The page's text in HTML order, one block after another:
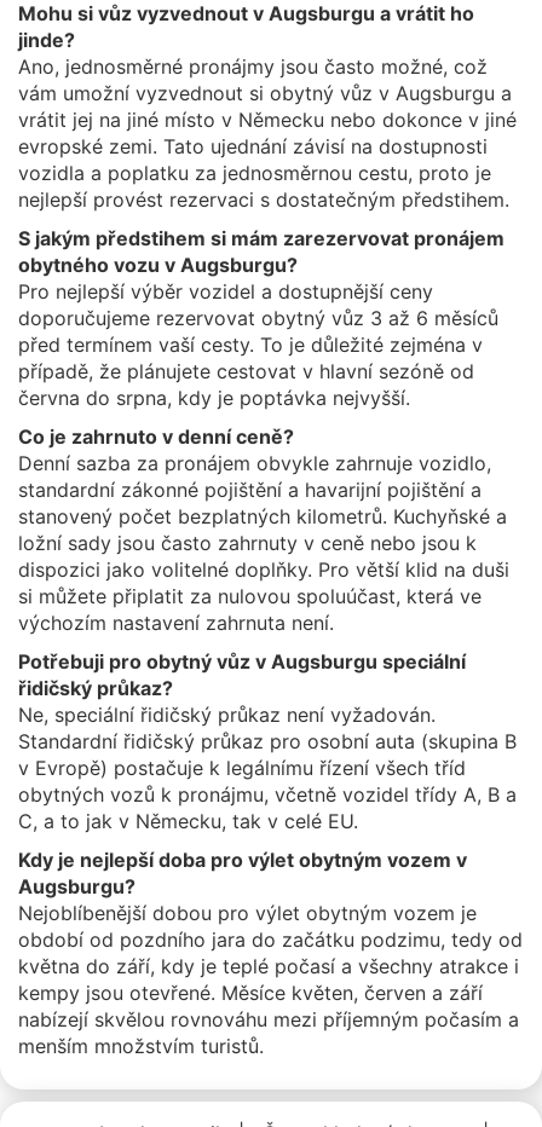
Mohu si vůz vyzvednout v Augsburgu a vrátit ho
jinde?
Ano, jednosměrné pronájmy jsou často možné, což
vám umožní vyzvednout si obytný vůz v Augsburgu a
vrátit jej na jiné místo v Německu nebo dokonce v jiné
evropské zemi. Tato ujednání závisí na dostupnosti
vozidla a poplatku za jednosměrnou cestu, proto je
nejlepší provést rezervaci s dostatečným předstihem.
S jakým předstihem si mám zarezervovat pronájem
obytného vozu v Augsburgu?
Pro nejlepší výběr vozidel a dostupnější ceny
doporučujeme rezervovat obytný vůz 3 až 6 měsíců
před termínem vaší cesty. To je důležité zejména v
případě, že plánujete cestovat v hlavní sezóně od
června do srpna, kdy je poptávka nejvyšší.
Co je zahrnuto v denní ceně?
Denní sazba za pronájem obvykle zahrnuje vozidlo,
standardní zákonné pojištění a havarijní pojištění a
stanovený počet bezplatných kilometrů. Kuchyňské a
ložní sady jsou často zahrnuty v ceně nebo jsou k
dispozici jako volitelné doplňky. Pro větší klid na duši
si můžete připlatit za nulovou spoluúčast, která ve
výchozím nastavení zahrnuta není.
Potřebuji pro obytný vůz v Augsburgu speciální
řidičský průkaz?
Ne, speciální řidičský průkaz není vyžadován.
Standardní řidičský průkaz pro osobní auta (skupina B
v Evropě) postačuje k legálnímu řízení všech tříd
obytných vozů k pronájmu, včetně vozidel třídy A, B a
C, a to jak v Německu, tak v celé EU.
Kdy je nejlepší doba pro výlet obytným vozem v
Augsburgu?
Nejoblíbenější dobou pro výlet obytným vozem je
období od pozdního jara do začátku podzimu, tedy od
května do září, kdy je teplé počasí a všechny atrakce i
kempy jsou otevřené. Měsíce květen, červen a září
nabízejí skvělou rovnováhu mezi příjemným počasím a
menším množstvím turistů.